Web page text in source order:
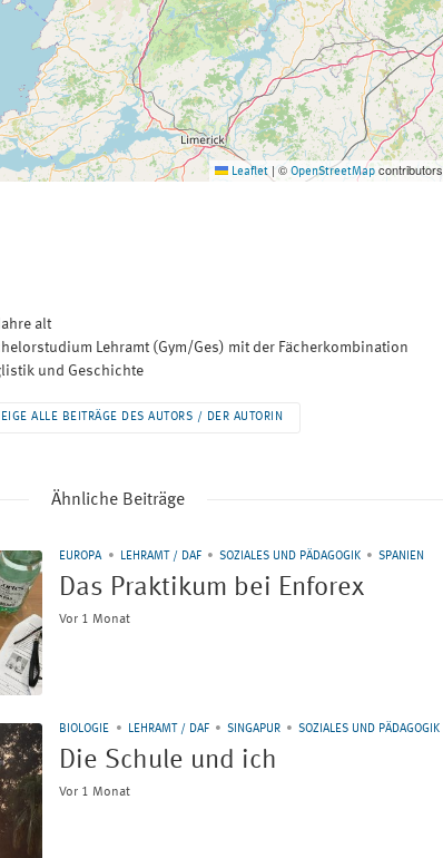
Leaflet © OpenStreetMap contributors
alt
Lehramt (Gym/Ges) mit der Fächerkombination
und Geschichte
ALLE BEITRÄGE DES AUTORS / DER AUTORIN
Ähnliche Beiträge
EUROPA LEHRAMT / DAF SOZIALES UND PÄDAGOGIK SPANIEN
Das Praktikum bei Enforex
Vor 1 Monat
BIOLOGIE LEHRAMT / DAF SINGAPUR SOZIALES UND PÄDAGOGIK
Die Schule und ich
Vor 1 Monat